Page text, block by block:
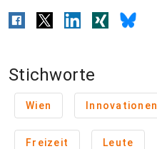
Stichworte
Wien Innovationen
Freizeit Leute